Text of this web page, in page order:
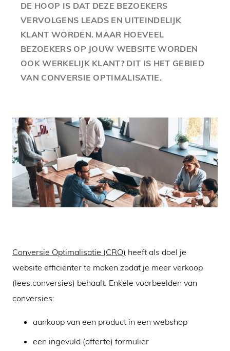
DE HOOP IS DAT DEZE BEZOEKERS
VERVOLGENS LEADS EN UITEINDELIJK
KLANT WORDEN. MAAR HOEVEEL
BEZOEKERS OP JOUW WEBSITE WORDEN
OOK WERKELIJK KLANT? DIT IS HET GEBIED
VAN CONVERSIE OPTIMALISATIE.
Conversie Optimalisatie (CRO) heeft als doel je
website efficiënter te maken zodat je meer verkoop
(lees:conversies) behaalt. Enkele voorbeelden van
conversies:
aankoop van een product in een webshop
een ingevuld (offerte) formulier